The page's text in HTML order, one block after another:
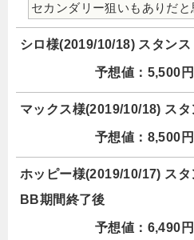
セカンダリー狙いもありだと
シロ様(2019/10/18) スタン
予想値：5,500
マックス様(2019/10/18) ス
予想値：8,500
ホッピー様(2019/10/17) スタ
BB期間終了後
予想値：6,490